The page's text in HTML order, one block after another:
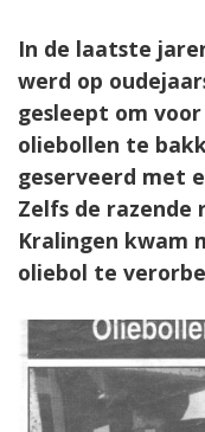
In de laatste
werd op
gesleept om
oliebollen te
geserveerd met
Zelfs de razende
Kralingen kwam
oliebol te